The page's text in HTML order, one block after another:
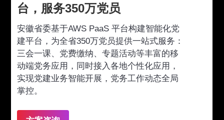
台，服务350万党员
安徽省委基于AWS PaaS 平台构建智能化党
建平台，为全省350万党员提供一站式服务：
三会一课、党费缴纳、专题活动等丰富的移
动端党务应用，同时接入各地个性化应用，
实现党建业务智能开展，党务工作动态全局
掌控。